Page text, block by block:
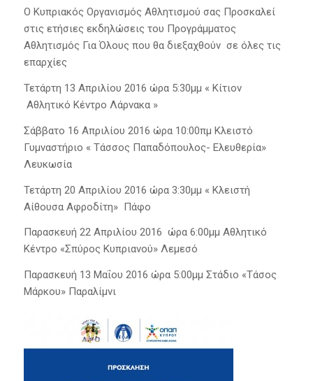
Ο Κυπριακός Οργανισμός Αθλητισμού σας Προσκαλεί
στις ετήσιες εκδηλώσεις του Προγράμματος
Αθλητισμός Για Όλους που θα διεξαχθούν σε όλες τις
επαρχίες
Τετάρτη 13 Απριλίου 2016 ώρα 5:30μμ « Κίτιον
Αθλητικό Κέντρο Λάρνακα »
Σάββατο 16 Απριλίου 2016 ώρα 10:00πμ Κλειστό
Γυμναστήριο « Τάσσος Παπαδόπουλος- Ελευθερία»
Λευκωσία
Τετάρτη 20 Απριλίου 2016 ώρα 3:30μμ « Κλειστή
Αίθουσα Αφροδίτη» Πάφο
Παρασκευή 22 Απριλίου 2016 ώρα 6:00μμ Αθλητικό
Κέντρο «Σπύρος Κυπριανού» Λεμεσό
Παρασκευή 13 Μαΐου 2016 ώρα 5:00μμ Στάδιο «Τάσος
Μάρκου» Παραλίμνι